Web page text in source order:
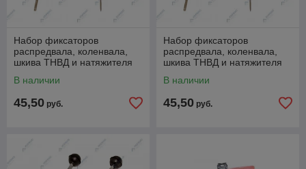
Набор фиксаторов
распредвала, коленвала,
шкива ТНВД и натяжителя
25.1.069S
В наличии
45,50 руб.
Набор фиксаторов
распредвала, коленвала,
шкива ТНВД и натяжителя
25.1.069W
В наличии
45,50 руб.